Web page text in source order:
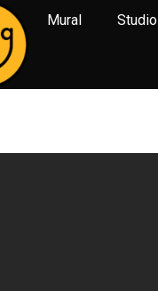
Mural Studio